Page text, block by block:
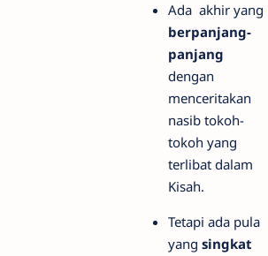
Ada akhir yang
berpanjang-
panjang
dengan
menceritakan
nasib tokoh-
tokoh yang
terlibat dalam
Kisah.
Tetapi ada pula
yang singkat